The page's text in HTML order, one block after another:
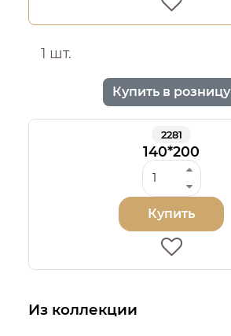
1 шт.
Купить в розницу
2281
140*200
Купить
Из коллекции